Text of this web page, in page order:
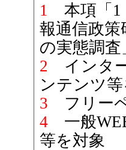
1
本項「1
報通信政
の実態調
2 インタ
ンテンツ
3 フリー
4 一般
等を対象